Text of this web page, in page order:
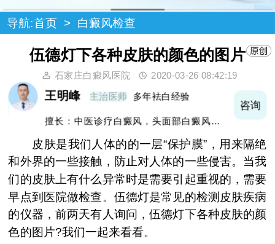
导航:首页 > 白癜风检查
伍德灯下各种皮肤的颜色的图片
石家庄白癜风医院 2020-03-26 08:42:19
王明峰 主治医师 多年袪白经验
擅长：中医诊疗白癜风，头面部白癜风，青
咨询
皮肤是我们人体的的一层“保护膜”，用来隔绝
和外界的一些接触，防止对人体的一些侵害。当我
们的皮肤上有什么异常时是需要引起重视的，需要
早点到医院做检查。伍德灯是常见的检测皮肤疾病
的仪器，前两天有人询问，伍德灯下各种皮肤的颜
色的图片?我们一起来看看。